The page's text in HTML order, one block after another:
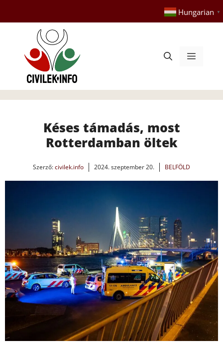
tartalomba
Hungarian ▼
Menü
Késes támadás, most
Rotterdamban öltek
Szerző:civilek.info 2024. szeptember 20. BELFÖLD